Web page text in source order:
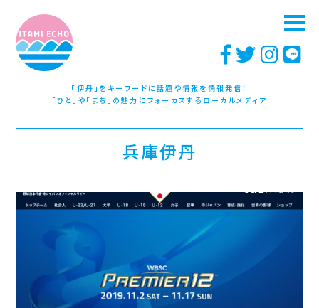
「伊丹」をキーワードに話題や情報を情報発信！
「ひと」や「まち」の魅力にフォーカスするローカルメディア
兵庫伊丹